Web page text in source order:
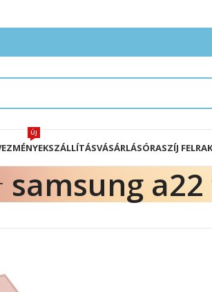
ÚJ
SZÁLLÍTÁSVÁSÁRLÁSÓRASZÍJ
samsung